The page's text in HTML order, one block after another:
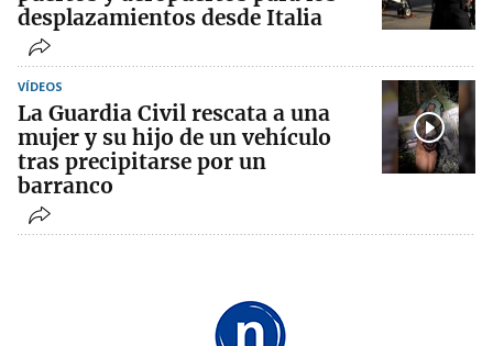
desplazamientos desde Italia
VÍDEOS
La Guardia Civil rescata a una
mujer y su hijo de un vehículo
tras precipitarse por un
barranco